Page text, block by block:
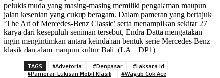
pelukis muda yang masing-masing memiliki pengalaman maupun
jalan kesenian yang cukup beragam. Dalam pameran yang bertajuk
‘The Art of Mercedes-Benz Classic’ serta menampilkan sekitar 27
karya dari kesepuluh seniman tersebut, Endra Datta mengatakan
ingin mengintimkan antara keindahan bentuk serie Mercedes-Benz
klasik dan alam maupun kultur Bali. (LA – DP1)
TAGS #Advetorial #Denpasar
#Laksara.id
#Pameran Lukisan Mobil Klasik
#Wagub Cok Ace